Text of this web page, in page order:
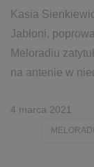
Kasia
Jabłoni,
Meloradiu
na antenie w
4 marca 2021